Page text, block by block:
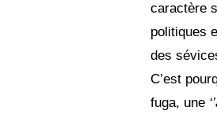
caractère
politiques
des
C’est
fuga, une